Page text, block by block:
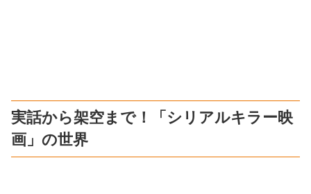
実話から架空まで！「シリアルキラー映
画」の世界